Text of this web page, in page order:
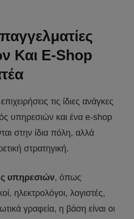
Και E-Shop
τις ίδιες ανάγκες
υπηρεσιών και ένα e-shop
στην ίδια πόλη, αλλά
στρατηγική.
υπηρεσιών, όπως
ηλεκτρολόγοι, λογιστές,
γραφεία, η βάση είναι οι